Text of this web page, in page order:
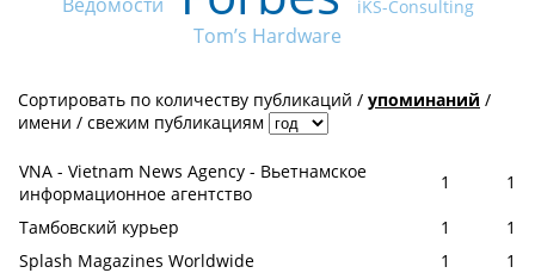
Ведомости iKS-Consulting
Tom’s Hardware
Сортировать по количеству публикаций / упоминаний /
имени / свежим публикациям
VNA - Vietnam News Agency - Вьетнамское
информационное агентство
1
1
Тамбовский курьер
1
1
Splash Magazines Worldwide
1
1